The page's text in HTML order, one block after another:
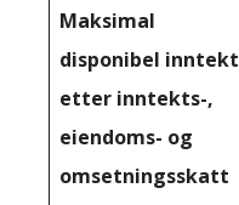
Maksimal
disponibel inntekt
etter inntekts-,
eiendoms- og
omsetningsskatt